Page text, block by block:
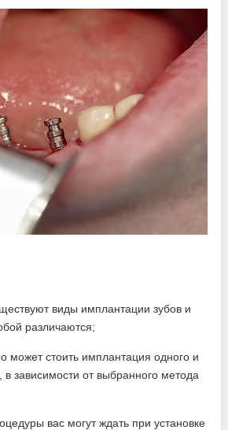
виды имплантации зубов и
различаются;
может стоить имплантация одного и
в зависимости от выбранного метода
вас могут ждать при установке